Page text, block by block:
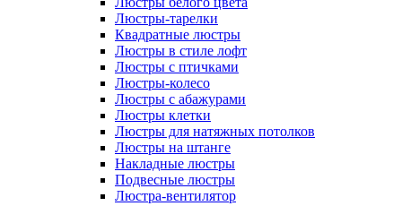
Люстры-тарелки
Квадратные люстры
Люстры в стиле лофт
Люстры с птичками
Люстры-колесо
Люстры с абажурами
Люстры клетки
Люстры для натяжных потолков
Люстры на штанге
Накладные люстры
Подвесные люстры
Люстра-вентилятор